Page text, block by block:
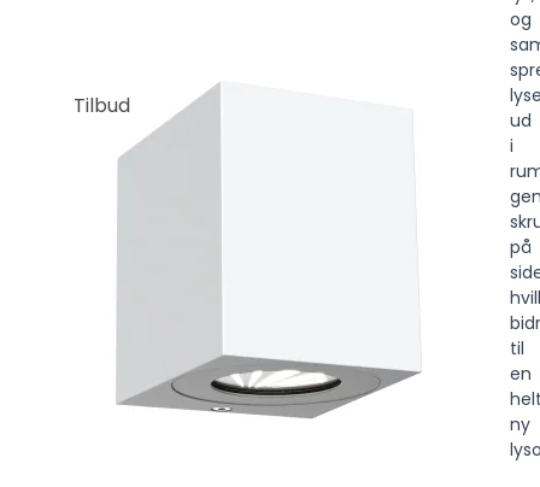
Tilbud
og
ud
i
på
til
en
ny